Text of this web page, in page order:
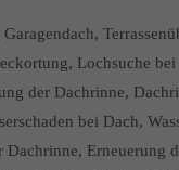
Lochsuche
der Dachrinne,
bei Dach,
Dachrinne,